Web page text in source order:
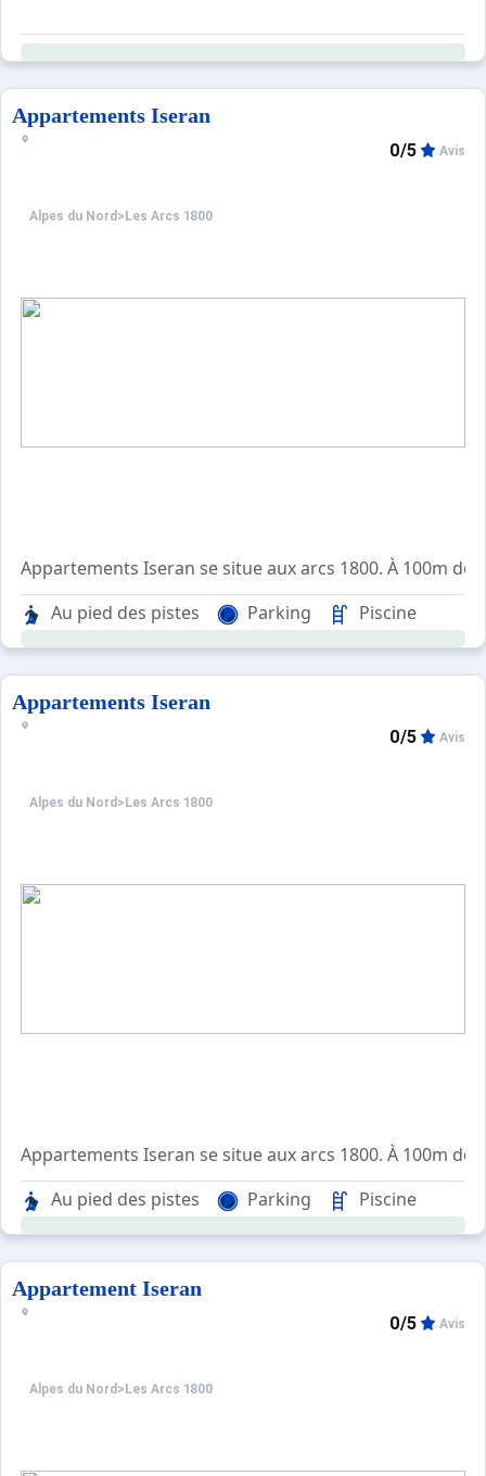
Appartements Iseran
Alpes du Nord > Les Arcs 1800
0/5 Avis
Appartements Iseran se situe aux arcs 1800. À 100m
Agréable et confortable, cet appartement premium se
Pour votre confort, vous trouverez sur place : un
A noter :Cet hébergement est accessible aux personnes
Au pied des pistes Parking Piscine
Appartements Iseran
Alpes du Nord > Les Arcs 1800
0/5 Avis
Appartements Iseran se situe aux arcs 1800. À 100m
Agréable et confortable, avec ascenseur, cet
Pour votre confort, vous trouverez sur place :, casiers à
Au pied des pistes Parking Piscine
Appartement Iseran
Alpes du Nord > Les Arcs 1800
0/5 Avis